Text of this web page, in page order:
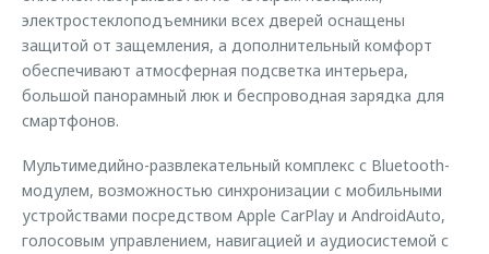
электростеклоподъемники всех дверей оснащены
защитой от защемления, а дополнительный комфорт
обеспечивают атмосферная подсветка интерьера,
большой панорамный люк и беспроводная зарядка для
смартфонов.
Мультимедийно-развлекательный комплекс с Bluetooth-
модулем, возможностью синхронизации с мобильными
устройствами посредством Apple CarPlay и AndroidAuto,
голосовым управлением, навигацией и аудиосистемой с